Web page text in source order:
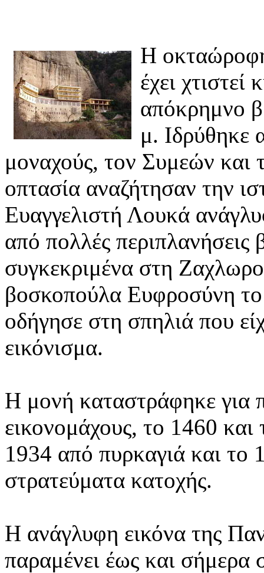
Η
έχει
απόκρημνο
μ. Ιδρύθηκε
μοναχούς, τον Συμεών και
οπτασία αναζήτησαν την
Ευαγγελιστή Λουκά
από πολλές περιπλανήσεις
συγκεκριμένα στη
βοσκοπούλα Ευφροσύνη
οδήγησε στη σπηλιά που
εικόνισμα.
Η μονή καταστράφηκε για
εικονομάχους, το 1460
1934 από πυρκαγιά και το
στρατεύματα κατοχής.
Η ανάγλυφη εικόνα της
παραμένει έως και